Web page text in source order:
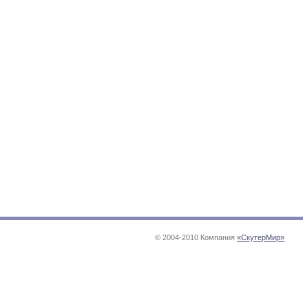
© 2004-2010 Компания «СкутерМир»